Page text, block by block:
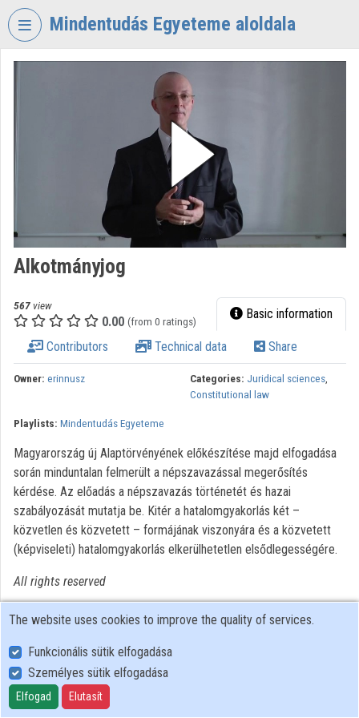
Skip header
Mindentudás Egyeteme aloldala
MINDENTUDÁS
Organization home
Organization discovery
Categories
Organization playlists
Organizations
Contributors
Alkotmányjog
567 view
0.00 (from 0 ratings) Basic information
Contributors Technical data Share
Owner: erinnusz Categories: Juridical sciences,
Constitutional law
Playlists: Mindentudás Egyeteme
Magyarország új Alaptörvényének előkészítése majd elfogadása
során minduntalan felmerült a népszavazással megerősítés
kérdése. Az előadás a népszavazás történetét és hazai
szabályozását mutatja be. Kitér a hatalomgyakorlás két –
közvetlen és közvetett – formájának viszonyára és a közvetett
(képviseleti) hatalomgyakorlás elkerülhetetlen elsődlegességére.
All rights reserved
User Policy
Adatkezelési tájékoztató (en)
Cookie Policy
The website uses cookies to improve the quality of services.
Funkcionális sütik elfogadása
Személyes sütik elfogadása
Elfogad Elutasít